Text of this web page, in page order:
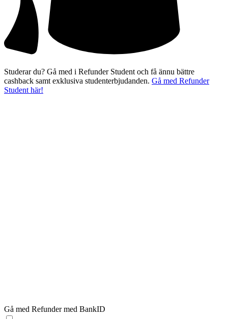
Studerar du? Gå med i Refunder Student och få ännu bättre
cashback samt exklusiva studenterbjudanden. Gå med Refunder
Student här!
Gå med Refunder med BankID